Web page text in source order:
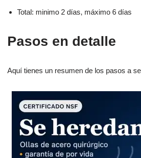
Total: minimo 2 días, máximo 6 días
Pasos en detalle
Aquí tienes un resumen de los pasos a